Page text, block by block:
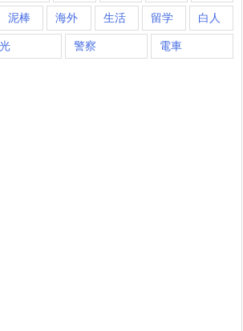
泥棒 海外 生活 留学 白人
警察 電車